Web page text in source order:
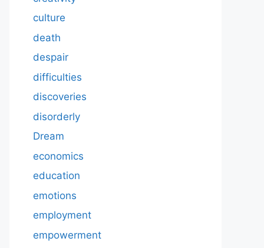
culture
death
despair
difficulties
discoveries
disorderly
Dream
economics
education
emotions
employment
empowerment